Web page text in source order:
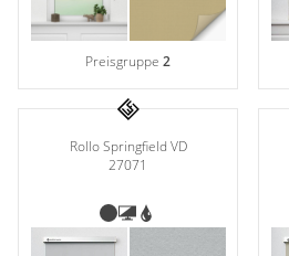
Preisgruppe2
Rollo Springfield VD
27071